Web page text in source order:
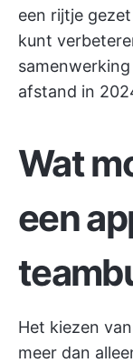
een rijtje
kunt
afstand in
Wat
een
Het kiezen
meer dan